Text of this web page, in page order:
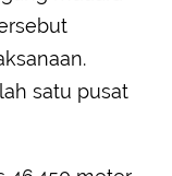
satu pusat